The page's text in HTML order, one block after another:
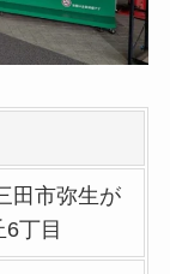
田市弥生が
6丁目